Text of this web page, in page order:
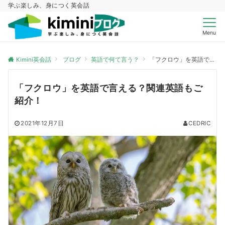
学ぶ楽しみ、身につく英会話
Menu
Kimini英会話 ブログ 英語で何て言う？ 「フクロウ」を英語で言える？関連英語もご紹介！
「フクロウ」を英語で言える？関連英語もご
紹介！
2021年12月7日 CEDRIC